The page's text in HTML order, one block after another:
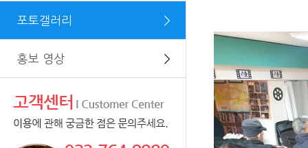
포토갤러리 ＞
홍보 영상 ＞